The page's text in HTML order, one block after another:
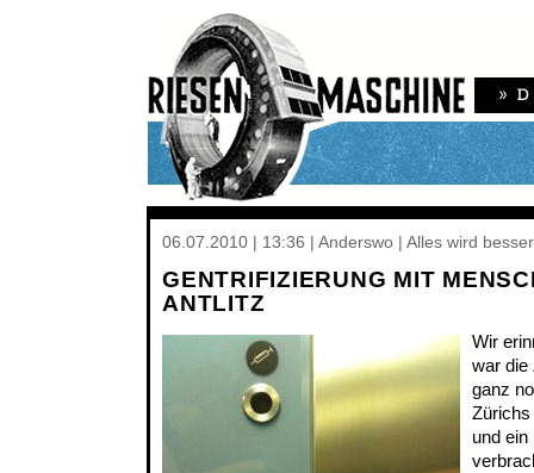
06.07.2010 | 13:36 | Anderswo | Alles wird besser
GENTRIFIZIERUNG MIT
ANTLITZ
Wir
war die
ganz
und ein